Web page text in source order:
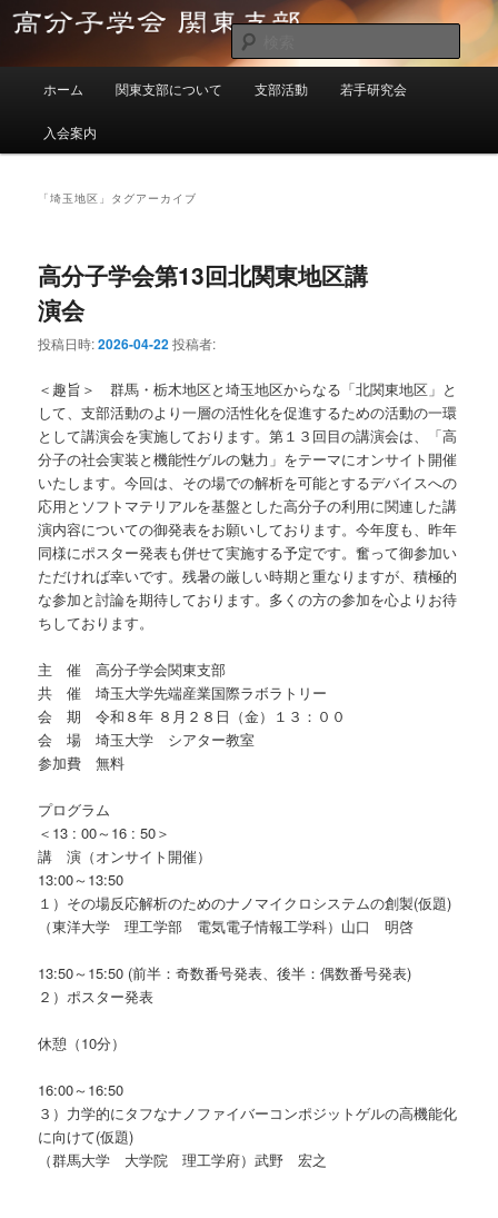
メ
ン
サ
ツ
高分子学会関東支部
索
ホーム 関東支部について 支部活動 若手研究会
入会案内
「埼玉地区 」タグアーカイブ
高分子学会第13回北関東地区講
演会
投稿日時:2026-04-22投稿者:
＜趣旨＞ 群馬・栃木地区と埼玉地区からなる「北関東地区」と
して、支部活動のより一層の活性化を促進するための活動の一環
として講演会を実施しております。第１３回目の講演会は、「高
分子の社会実装と機能性ゲルの魅力」をテーマにオンサイト開催
いたします。今回は、その場での解析を可能とするデバイスへの
応用とソフトマテリアルを基盤とした高分子の利用に関連した講
演内容についての御発表をお願いしております。今年度も、昨年
同様にポスター発表も併せて実施する予定です。奮って御参加い
ただければ幸いです。残暑の厳しい時期と重なりますが、積極的
な参加と討論を期待しております。多くの方の参加を心よりお待
ちしております。
主 催 高分子学会関東支部
共 催 埼玉大学先端産業国際ラボラトリー
会 期 令和８年 ８月２８日（金）１３：００
会 場 埼玉大学 シアター教室
参加費 無料
プログラム
＜13 : 00～16 : 50＞
講 演（オンサイト開催）
13:00～13:50
１）その場反応解析のためのナノマイクロシステムの創製(仮題)
（東洋大学 理工学部 電気電子情報工学科）山口 明啓
13:50～15:50 (前半：奇数番号発表、後半：偶数番号発表)
２）ポスター発表
休憩（10分）
16:00～16:50
３）力学的にタフなナノファイバーコンポジットゲルの高機能化
に向けて(仮題)
（群馬大学 大学院 理工学府）武野 宏之